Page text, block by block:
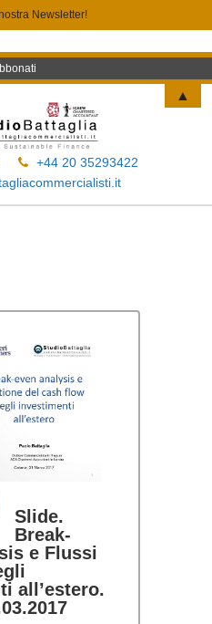
+44 20 35293422
Slide.
Break-
e Flussi
all’estero.
Newsletter!
▲